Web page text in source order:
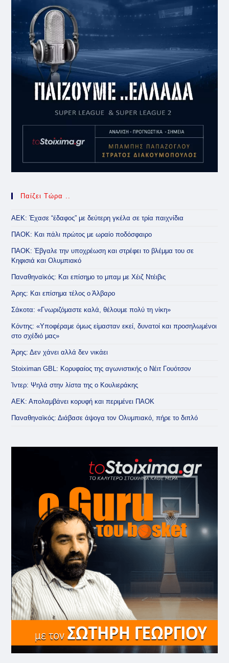
Παίζει Τώρα ..
ΑΕΚ: Έχασε “έδαφος” με δεύτερη γκέλα σε τρία παιχνίδια
ΠΑΟΚ: Και πάλι πρώτος με ωραίο ποδόσφαιρο
ΠΑΟΚ: Έβγαλε την υποχρέωση και στρέφει το βλέμμα του σε
Κηφισιά και Ολυμπιακό
Παναθηναϊκός: Και επίσημο το μπαμ με Χέιζ Ντέιβις
Άρης: Και επίσημα τέλος ο Άλβαρο
Σάκοτα: «Γνωριζόμαστε καλά, θέλουμε πολύ τη νίκη»
Κόντης: «Υποφέραμε όμως είμασταν εκεί, δυνατοί και προσηλωμένοι
στο σχέδιό μας»
Άρης: Δεν χάνει αλλά δεν νικάει
Stoiximan GBL: Κορυφαίος της αγωνιστικής ο Νέιτ Γουότσον
Ίντερ: Ψηλά στην λίστα της ο Κουλιεράκης
ΑΕΚ: Απολαμβάνει κορυφή και περιμένει ΠΑΟΚ
Παναθηναϊκός: Διάβασε άψογα τον Ολυμπιακό, πήρε το διπλό